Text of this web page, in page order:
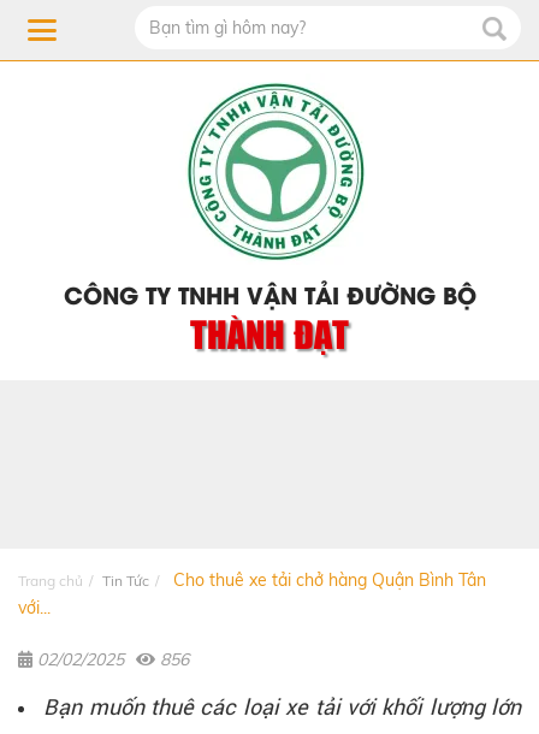
CÔNG TY TNHH VẬN TẢI ĐƯỜNG BỘ
THÀNH ĐẠT
Trang chủ Tin Tức
Cho thuê xe tải chở hàng Quận Bình Tân
với...
02/02/2025 856
Bạn muốn thuê các loại xe tải với khối lượng lớn